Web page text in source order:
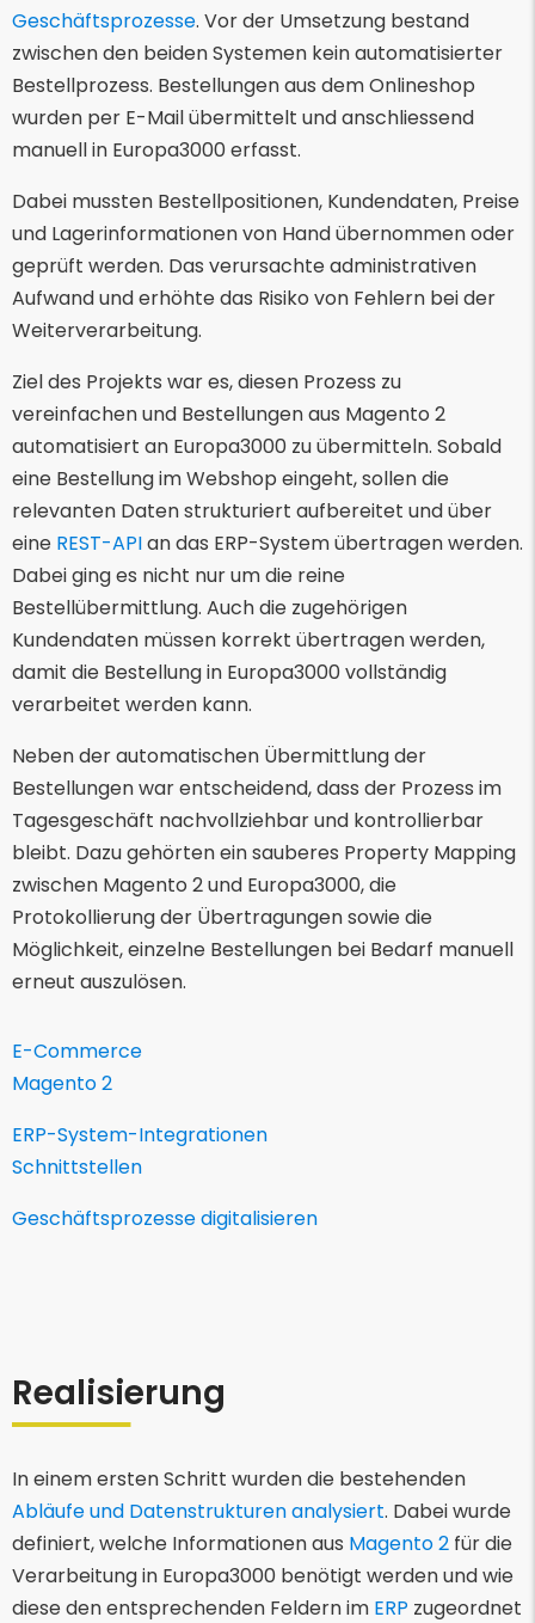
Geschäftsprozesse. Vor der Umsetzung bestand
zwischen den beiden Systemen kein automatisierter
Bestellprozess. Bestellungen aus dem Onlineshop
wurden per E-Mail übermittelt und anschliessend
manuell in Europa3000 erfasst.
Dabei mussten Bestellpositionen, Kundendaten, Preise
und Lagerinformationen von Hand übernommen oder
geprüft werden. Das verursachte administrativen
Aufwand und erhöhte das Risiko von Fehlern bei der
Weiterverarbeitung.
Ziel des Projekts war es, diesen Prozess zu
vereinfachen und Bestellungen aus Magento 2
automatisiert an Europa3000 zu übermitteln. Sobald
eine Bestellung im Webshop eingeht, sollen die
relevanten Daten strukturiert aufbereitet und über
eine REST-APIan das ERP-System übertragen werden.
Dabei ging es nicht nur um die reine
Bestellübermittlung. Auch die zugehörigen
Kundendaten müssen korrekt übertragen werden,
damit die Bestellung in Europa3000 vollständig
verarbeitet werden kann.
Neben der automatischen Übermittlung der
Bestellungen war entscheidend, dass der Prozess im
Tagesgeschäft nachvollziehbar und kontrollierbar
bleibt. Dazu gehörten ein sauberes Property Mapping
zwischen Magento 2 und Europa3000, die
Protokollierung der Übertragungen sowie die
Möglichkeit, einzelne Bestellungen bei Bedarf manuell
erneut auszulösen.
E-Commerce
Magento 2
ERP-System-Integrationen
Schnittstellen
Geschäftsprozesse digitalisieren
Realisierung
In einem ersten Schritt wurden die bestehenden
Abläufe und Datenstrukturen analysiert. Dabei wurde
definiert, welche Informationen aus Magento 2 für die
Verarbeitung in Europa3000 benötigt werden und wie
diese den entsprechenden Feldern im ERP zugeordnet